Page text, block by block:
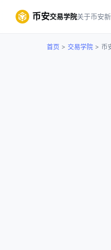
币安交易学院关于币安
首页 > 交易学院 > 币